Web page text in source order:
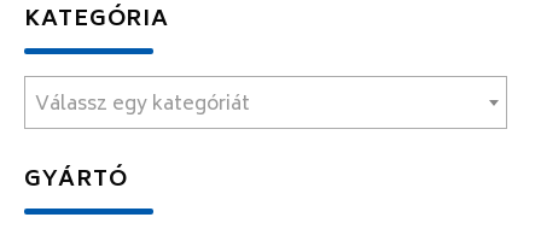
KATEGÓRIA
Válassz egy kategóriát
GYÁRTÓ